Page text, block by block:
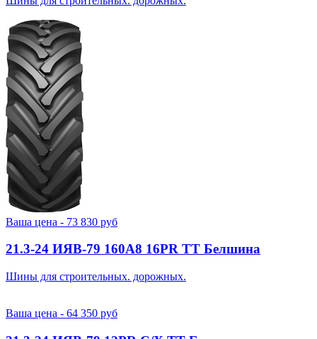
Ваша цена - 73 830 руб
21.3-24 ИЯВ-79 160A8 16PR TT Белшина
Шины для строительных. дорожных.
Ваша цена - 64 350 руб